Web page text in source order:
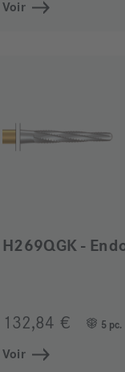
Voir
132,84 € 5 pc.
Voir